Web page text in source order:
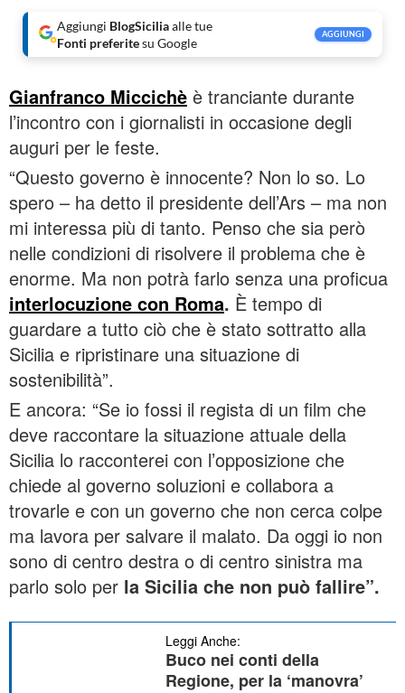
Aggiungi BlogSiciliaalle tue
Fonti preferitesu Google
AGGIUNGI
Gianfranco Miccichè è tranciante durante
l’incontro con i giornalisti in occasione degli
auguri per le feste.
“Questo governo è innocente? Non lo so. Lo
spero – ha detto il presidente dell’Ars – ma non
mi interessa più di tanto. Penso che sia però
nelle condizioni di risolvere il problema che è
enorme. Ma non potrà farlo senza una proficua
interlocuzione con Roma. È tempo di
guardare a tutto ciò che è stato sottratto alla
Sicilia e ripristinare una situazione di
sostenibilità”.
E ancora: “Se io fossi il regista di un film che
deve raccontare la situazione attuale della
Sicilia lo racconterei con l’opposizione che
chiede al governo soluzioni e collabora a
trovarle e con un governo che non cerca colpe
ma lavora per salvare il malato. Da oggi io non
sono di centro destra o di centro sinistra ma
parlo solo per la Sicilia che non può fallire”.
Leggi Anche:
Buco nei conti della
Regione, per la ‘manovra’